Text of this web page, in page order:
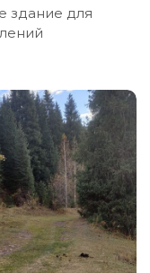
здание для